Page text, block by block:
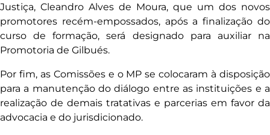
Justiça, Cleandro Alves de Moura, que um dos novos
promotores recém-empossados, após a finalização do
curso de formação, será designado para auxiliar na
Promotoria de Gilbués.
Por fim, as Comissões e o MP se colocaram à disposição
para a manutenção do diálogo entre as instituições e a
realização de demais tratativas e parcerias em favor da
advocacia e do jurisdicionado.